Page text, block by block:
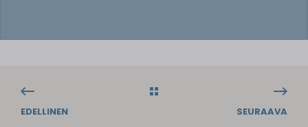
EDELLINEN SEURAAVA